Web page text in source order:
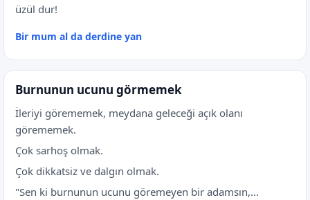
üzül dur!
Bir mum al da derdine yan
Burnunun ucunu görmemek
İleriyi görememek, meydana geleceği açık olanı
görememek.
Çok sarhoş olmak.
Çok dikkatsiz ve dalgın olmak.
"Sen ki burnunun ucunu göremeyen bir adamsın,...